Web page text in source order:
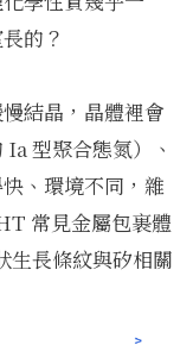
的？
結晶，晶體裡會
型聚合態氮）、
、環境不同，雜
常見金屬包裹體
生長條紋與矽相關